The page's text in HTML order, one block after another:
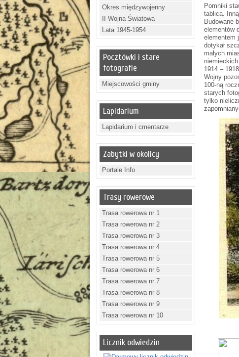
Okres międzywojenny
II Wojna Światowa
Lata 1945-1954
Pocztówki i stare
fotografie
Miejscowości gminy
Lapidarium
Lapidarium i cmentarze
Zabytki w okolicy
Portale Info
Trasy rowerowe
Trasa rowerowa nr 1
Trasa rowerowa nr 2
Trasa rowerowa nr 3
Trasa rowerowa nr 4
Trasa rowerowa nr 5
Trasa rowerowa nr 6
Trasa rowerowa nr 7
Trasa rowerowa nr 8
Trasa rowerowa nr 9
Trasa rowerowa nr 10
Licznik odwiedzin
Pomniki
tablicą.
Budowane
elementów
elementem
dotykał
małych
1914 –
Wojny
100-ną
starych
tylko